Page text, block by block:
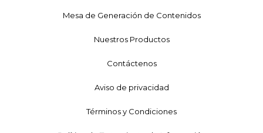
Mesa de Generación de Contenidos
Nuestros Productos
Contáctenos
Aviso de privacidad
Términos y Condiciones